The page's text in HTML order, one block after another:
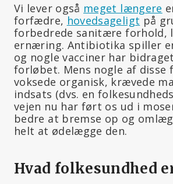
Vi lever også meget længere
forfædre, hovedsageligt på
forbedrede sanitære forhold,
ernæring. Antibiotika spiller
og nogle vacciner har
forløbet. Mens nogle af disse
voksede organisk, krævede
indsats (dvs. en
vejen nu har ført os ud i
bedre at bremse op og
helt at ødelægge den.
Hvad folkesundhed